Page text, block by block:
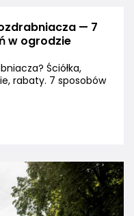
— 7
w ogrodzie
Ściółka,
rabaty. 7 sposobów